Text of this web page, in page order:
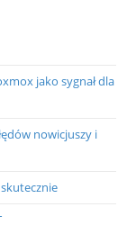
jako sygnał dla
nowicjuszy i